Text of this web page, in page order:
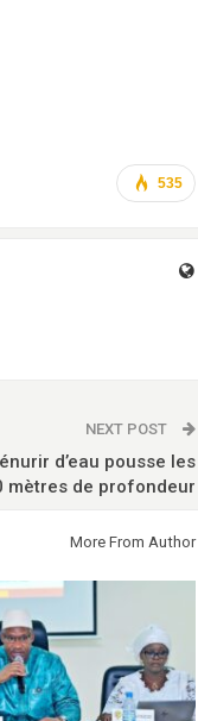
535
NEXT POST
d’eau pousse les
mètres de profondeur
More From Author